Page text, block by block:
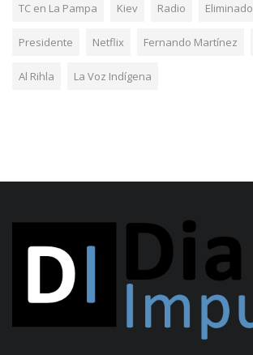
TC en La Pampa Kiev Radio Eliminado
Presidente Netflix Fernando Martínez
Al Rihla La Voz Indígena